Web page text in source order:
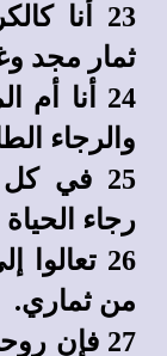
23 أنا
ثمار مجد
24 أنا
والرجاء
25 في
رجاء
26
من ثماري.
27 فإن